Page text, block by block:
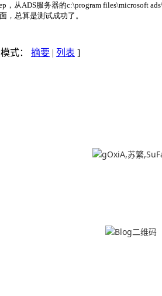
， 从ADS服务器的c:\program files\microsoft
，总算是测试成功了。
式： 摘要 | 列表 ]